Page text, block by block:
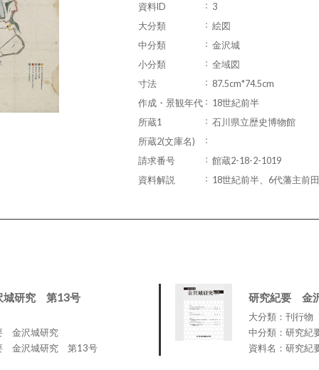
資料ID
3
大分類
絵図
中分類
金沢城
小分類
全域図
寸法
87.5cm*74.5cm
作成・景観年代
18世紀前半
所蔵1
石川県立歴史博物館
所蔵2(文庫名)
請求番号
館蔵2-18-2-1019
資料解説
18世紀前半、6代藩主前
城研究 第13号
金沢城研究
金沢城研究 第13号
研究紀要 金
大分類：刊行物
中分類：研究
資料名：研究